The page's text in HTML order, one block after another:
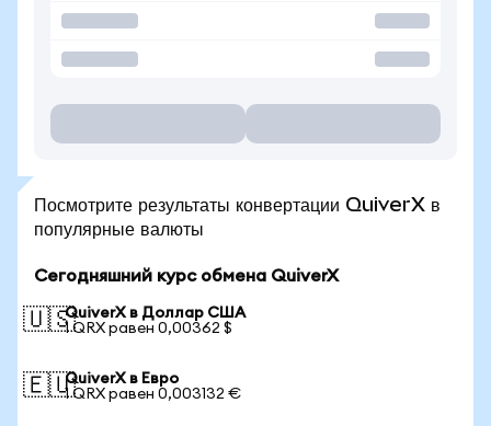
Посмотрите результаты конвертации QuiverX в
популярные валюты
Сегодняшний курс обмена QuiverX
🇺🇸QuiverX в Доллар США
1 QRX равен 0,00362 $
🇪🇺QuiverX в Евро
1 QRX равен 0,003132 €